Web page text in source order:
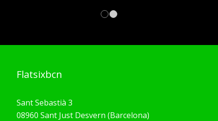
Flatsixbcn
Sant Sebastià 3
08960 Sant Just Desvern (Barcelona)